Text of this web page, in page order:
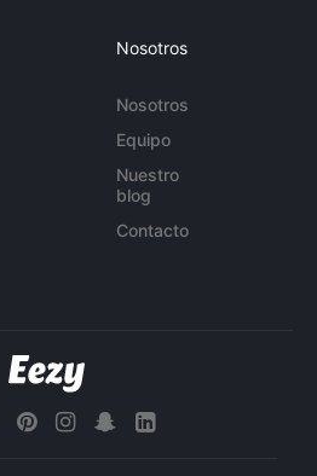
Nosotros
Nosotros
Equipo
Nuestro
blog
Contacto